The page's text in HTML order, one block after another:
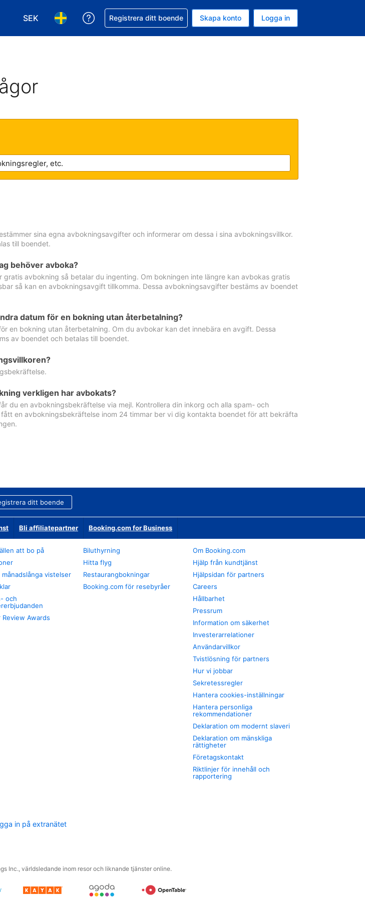
SEK
Välj valuta. Din nuvarande valuta är Svenska kronor
Välj språk. Ditt nuvarande språk är Svenska
Få hjälp med din bokning
Registrera ditt boende Skapa konto Logga in
sina egna avbokningsavgifter och informerar om dessa i sina avbokningsvillkor.
till boendet.
behöver avboka?
gratis avbokning så betalar du ingenting. Om bokningen inte längre kan avbokas gratis
så kan en avbokningsavgift tillkomma. Dessa avbokningsavgifter bestäms av boendet
datum för en bokning utan återbetalning?
en bokning utan återbetalning. Om du avbokar kan det innebära en avgift. Dessa
av boendet och betalas till boendet.
verkligen har avbokats?
du en avbokningsbekräftelse via mejl. Kontrollera din inkorg och alla spam- och
en avbokningsbekräftelse inom 24 timmar ber vi dig kontakta boendet för att bekräfta
ditt boende
Bli affiliatepartner Booking.com for Business
att bo på
månadslånga vistelser
och
Review Awards
Biluthyrning
Hitta flyg
Restaurangbokningar
Booking.com för resebyråer
Om Booking.com
Hjälp från kundtjänst
Hjälpsidan för partners
Careers
Hållbarhet
Pressrum
Information om säkerhet
Investerarrelationer
Användarvillkor
Tvistlösning för partners
Hur vi jobbar
Sekretessregler
Hantera cookies-inställningar
Hantera personliga
rekommendationer
Deklaration om modernt slaveri
Deklaration om mänskliga
rättigheter
Företagskontakt
Riktlinjer för innehåll och
rapportering
in på extranätet
Inc., världsledande inom resor och liknande tjänster online.